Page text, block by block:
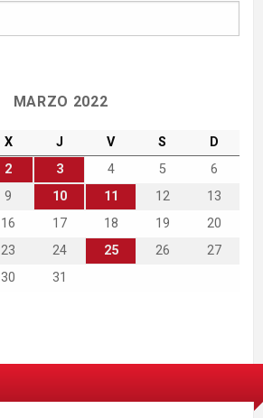
MARZO 2022
X J V S
D
2 3 4 5
6
9 10 11 12
13
16 17 18 19
20
23 24 25 26
27
30 31